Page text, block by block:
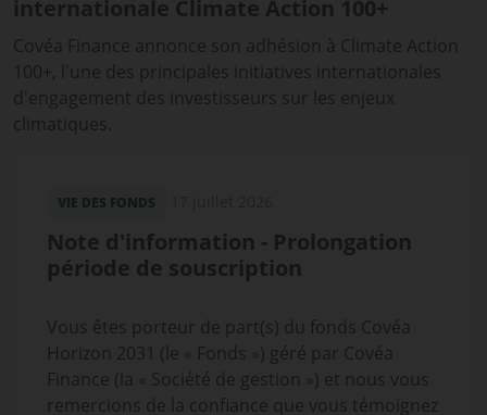
internationale Climate Action 100+
Covéa Finance annonce son adhésion à Climate Action
100+, l'une des principales initiatives internationales
d'engagement des investisseurs sur les enjeux
climatiques.
VIE DES FONDS
Note d'information - Prolongation
période de souscription
Vous êtes porteur de part(s) du fonds Covéa
Horizon 2031 (le « Fonds ») géré par Covéa
Finance (la « Société de gestion ») et nous vous
remercions de la confiance que vous témoignez